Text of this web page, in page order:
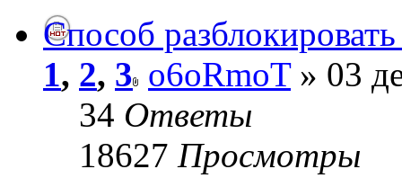
Способ
1, 2, 3 o6oRmoT» 03
34 Ответы
18627 Просмотры